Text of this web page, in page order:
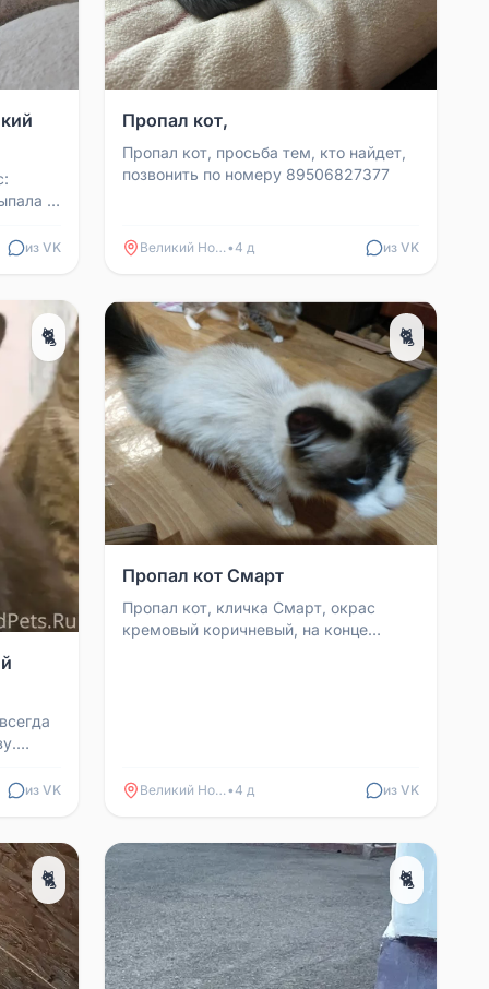
с
из VK
Пропал кот,
Пропал кот, просьба тем, кто найдет,
позвонить по номеру 89506827377
Великий Новгород•4 д из VK
🐈
из VK
🐈
Пропал кот Смарт
Пропал кот, кличка Смарт, окрас
кремовый коричневый, на конце
Великий Новгород•4 д из VK
🐈 🐈